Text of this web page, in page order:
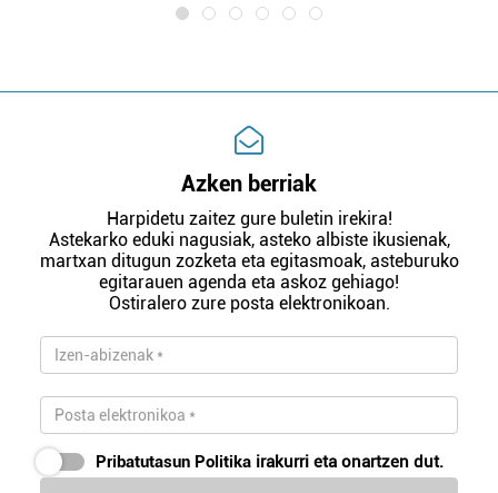
Azken berriak
Harpidetu zaitez gure buletin irekira!
Astekarko eduki nagusiak, asteko albiste ikusienak,
martxan ditugun zozketa eta egitasmoak, asteburuko
egitarauen agenda eta askoz gehiago!
Ostiralero zure posta elektronikoan.
Pribatutasun Politika irakurri eta onartzen dut.